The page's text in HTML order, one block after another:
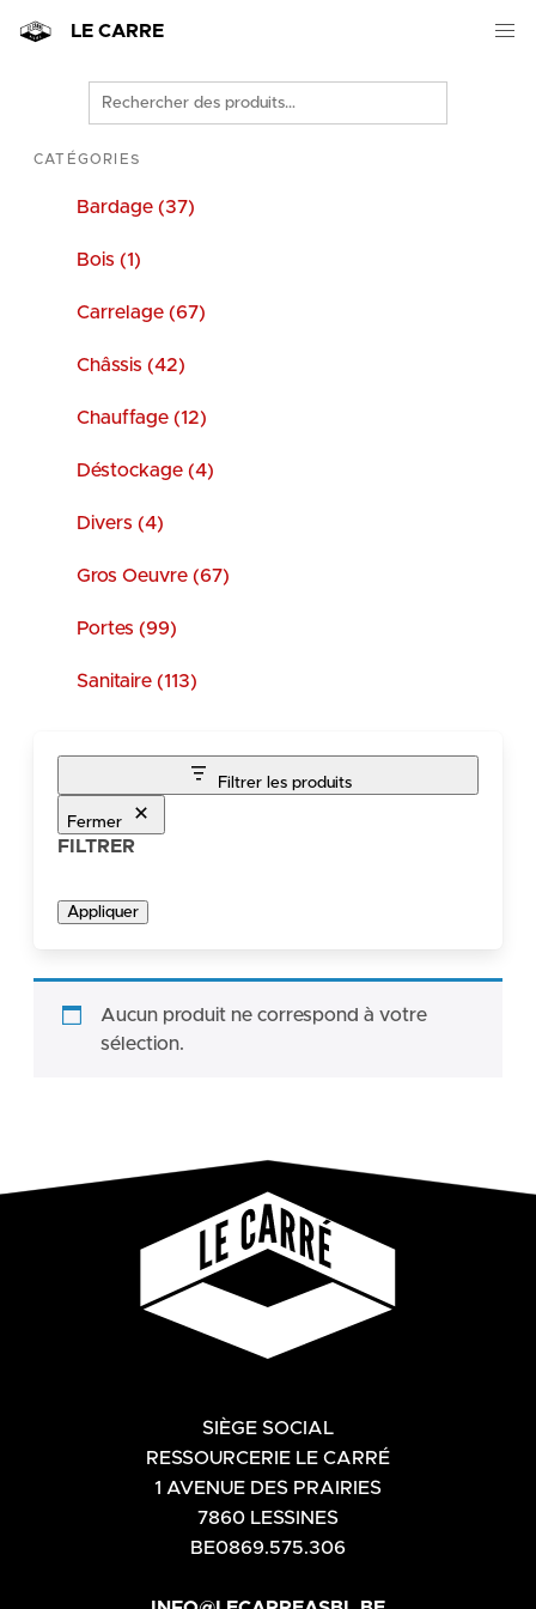
LE CARRE
Rechercher
des
produits
CATÉGORIES
Bardage (37)
Bois (1)
Carrelage (67)
Châssis (42)
Chauffage (12)
Déstockage (4)
Divers (4)
Gros Oeuvre (67)
Portes (99)
Sanitaire (113)
Filtrer les produits
Fermer
FILTRER
Appliquer
Aucun produit ne correspond à votre
sélection.
SIÈGE SOCIAL
RESSOURCERIE LE CARRÉ
1 AVENUE DES PRAIRIES
7860 LESSINES
BE0869.575.306